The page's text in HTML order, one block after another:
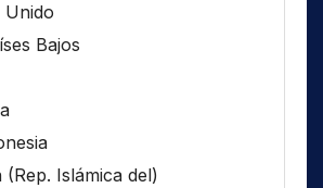
Unido
Bajos
(Rep. Islámica del)